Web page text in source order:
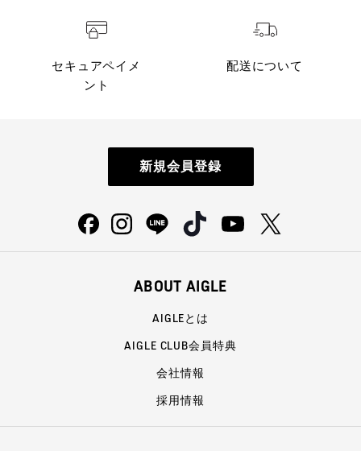
セキュアペイメ
ント
配送について
新規会員登録
ABOUT AIGLE
AIGLEとは
AIGLE CLUB会員特典
会社情報
採用情報